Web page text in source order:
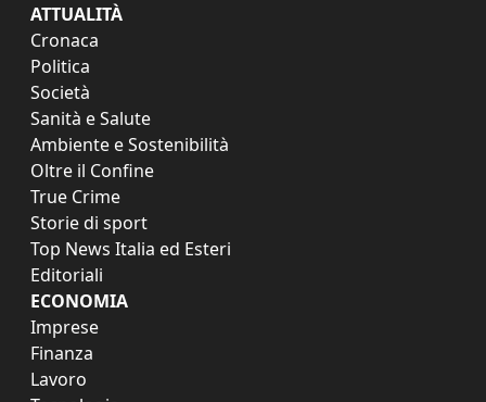
ATTUALITÀ
Cronaca
Politica
Società
Sanità e Salute
Ambiente e Sostenibilità
Oltre il Confine
True Crime
Storie di sport
Top News Italia ed Esteri
Editoriali
ECONOMIA
Imprese
Finanza
Lavoro